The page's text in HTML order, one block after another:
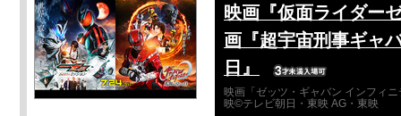
映画『仮面ライダー
画『超宇宙刑事ギャ
日』
映画「ゼッツ・ギャバン インフィ
映©テレビ朝日・東映 AG・東映